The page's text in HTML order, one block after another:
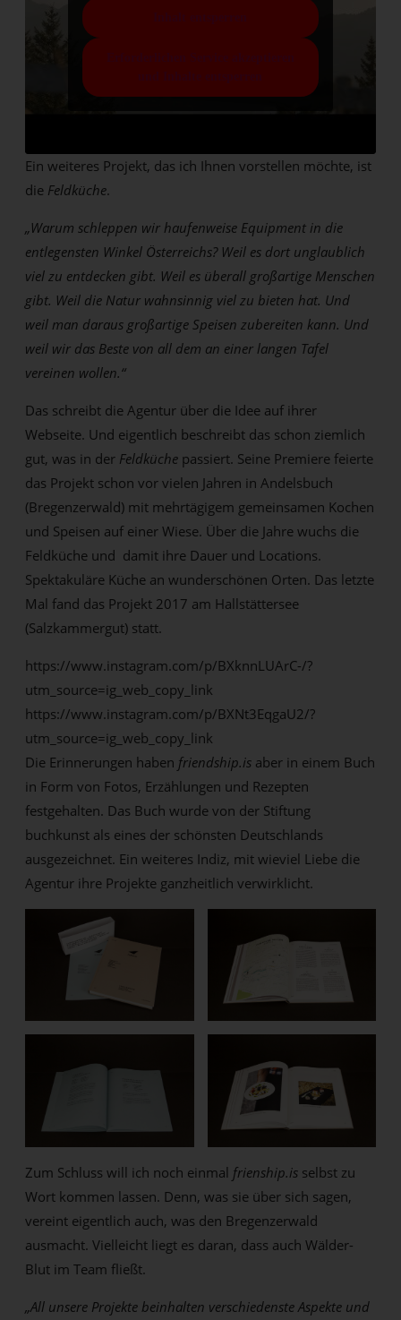
Ein weiteres Projekt, das ich Ihnen vorstellen möchte, ist
die Feldküche.
„Warum schleppen wir haufenweise Equipment in die
entlegensten Winkel Österreichs? Weil es dort unglaublich
viel zu entdecken gibt. Weil es überall großartige Menschen
gibt. Weil die Natur wahnsinnig viel zu bieten hat. Und
weil man daraus großartige Speisen zubereiten kann. Und
weil wir das Beste von all dem an einer langen Tafel
vereinen wollen.“
Das schreibt die Agentur über die Idee auf ihrer
Webseite. Und eigentlich beschreibt das schon ziemlich
gut, was in der Feldküche passiert. Seine Premiere feierte
das Projekt schon vor vielen Jahren in Andelsbuch
(Bregenzerwald) mit mehrtägigem gemeinsamen Kochen
und Speisen auf einer Wiese. Über die Jahre wuchs die
Feldküche und damit ihre Dauer und Locations.
Spektakuläre Küche an wunderschönen Orten. Das letzte
Mal fand das Projekt 2017 am Hallstättersee
(Salzkammergut) statt.
https://www.instagram.com/p/BXknnLUArC-/?
utm_source=ig_web_copy_link
https://www.instagram.com/p/BXNt3EqgaU2/?
utm_source=ig_web_copy_link
Die Erinnerungen haben friendship.is aber in einem Buch
in Form von Fotos, Erzählungen und Rezepten
festgehalten. Das Buch wurde von der Stiftung
buchkunst als eines der schönsten Deutschlands
ausgezeichnet. Ein weiteres Indiz, mit wieviel Liebe die
Agentur ihre Projekte ganzheitlich verwirklicht.
Zum Schluss will ich noch einmal frienship.is selbst zu
Wort kommen lassen. Denn, was sie über sich sagen,
vereint eigentlich auch, was den Bregenzerwald
ausmacht. Vielleicht liegt es daran, dass auch Wälder-
Blut im Team fließt.
„All unsere Projekte beinhalten verschiedenste Aspekte und